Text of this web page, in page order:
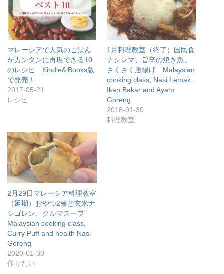
マレーシアで人気のごはん
がカンタンに再現できる10
のレシピ Kindle&iBooks版
で発売！
2017-05-21
レシピ
1月料理教室（終了）国民食
ナシレマ、旨辛の焼き魚、
さくさく唐揚げ Malaysian
cooking class, Nasi Lemak,
Ikan Bakar and Ayam
Goreng
2018-01-30
料理教室
2月29日マレーシア料理教室
（延期）おやつ2種と玄米ナ
シゴレン、クルマスープ
Malaysian cooking class,
Curry Puff and health Nasi
Goreng
2020-01-30
作りたい